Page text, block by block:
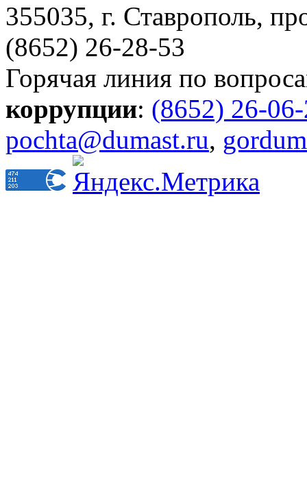
355035, г. Ставрополь,
(8652) 26-28-53
Горячая линия по
коррупции: (8652) 26-
pochta@dumast.ru,